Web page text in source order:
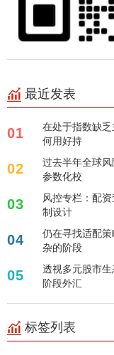
最近发表
01
在处于指数缺
何用好持
02
过去半年全球
参数化校
03
风控专栏：配
制设计
04
仍在寻找适配
杂的阶段
05
透视多元股市
阶段外汇
标签列表